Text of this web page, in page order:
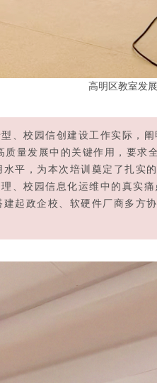
高明区教室发
校园信创建设工作实际，阐
量发展中的关键作用，要求
平，为本次培训奠定了扎实的
校园信息化运维中的真实痛
起政企校、软硬件厂商多方